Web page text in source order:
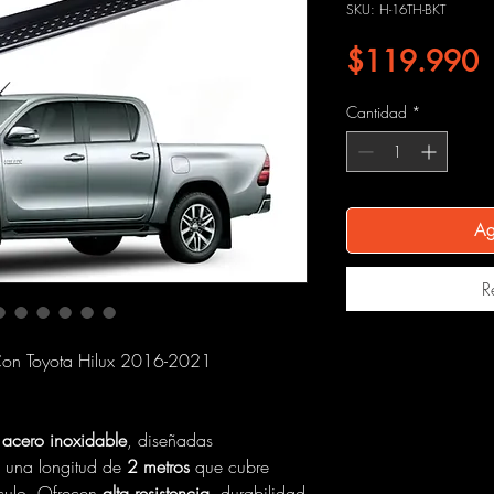
Toyota Hilux 2016-2021
acero inoxidable, diseñadas
longitud de 2 metros que cubre
SKU: H-16TH-BKT
$119.990
Cantidad *